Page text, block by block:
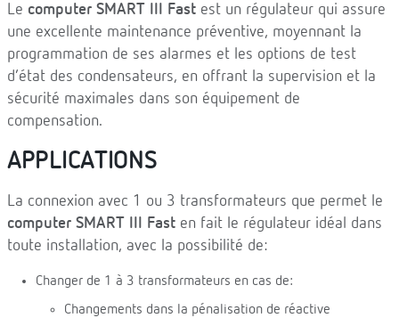
Le computer SMART III Fast est un régulateur qui assure
une excellente maintenance préventive, moyennant la
programmation de ses alarmes et les options de test
d’état des condensateurs, en offrant la supervision et la
sécurité maximales dans son équipement de
compensation.
APPLICATIONS
La connexion avec 1 ou 3 transformateurs que permet le
computer SMART III Fast en fait le régulateur idéal dans
toute installation, avec la possibilité de:
Changer de 1 à 3 transformateurs en cas de:
Changements dans la pénalisation de réactive